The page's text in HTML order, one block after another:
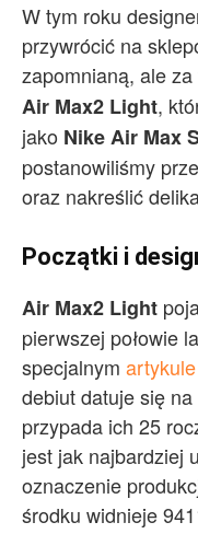
W tym roku
przywrócić na
zapomnianą, ale
Air Max2 Light,
jako Nike Air Max
postanowiliśmy
oraz nakreślić
Początki i
Air Max2 Light
pierwszej połowie
specjalnym
debiut datuje się
przypada ich 25
jest jak najbardziej
oznaczenie
środku widnieje